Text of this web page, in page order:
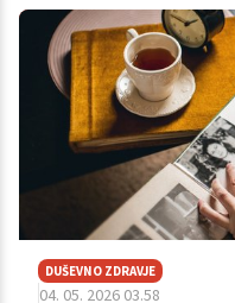
DUŠEVNO ZDRAVJE
04. 05. 2026 03.58